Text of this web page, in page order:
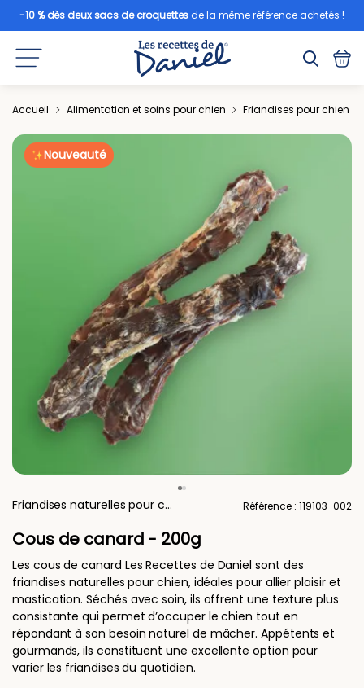
-10 % dès deux sacs de croquettesde la même référence achetés !
Accueil Alimentation et soins pour chien Friandises pour chien
Nouveauté
Friandises naturelles pour chien Référence : 119103-002
Cous de canard - 200g
Les cous de canard Les Recettes de Daniel sont des
friandises naturelles pour chien, idéales pour allier plaisir et
mastication. Séchés avec soin, ils offrent une texture plus
consistante qui permet d’occuper le chien tout en
répondant à son besoin naturel de mâcher. Appétents et
gourmands, ils constituent une excellente option pour
varier les friandises du quotidien.